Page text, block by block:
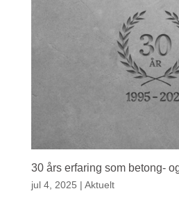
30 års erfaring som betong-
jul 4, 2025 | Aktuelt